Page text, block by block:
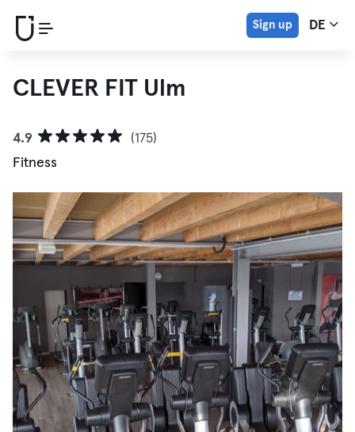
Sign up DE
CLEVER FIT Ulm
4.9
(175)
Fitness